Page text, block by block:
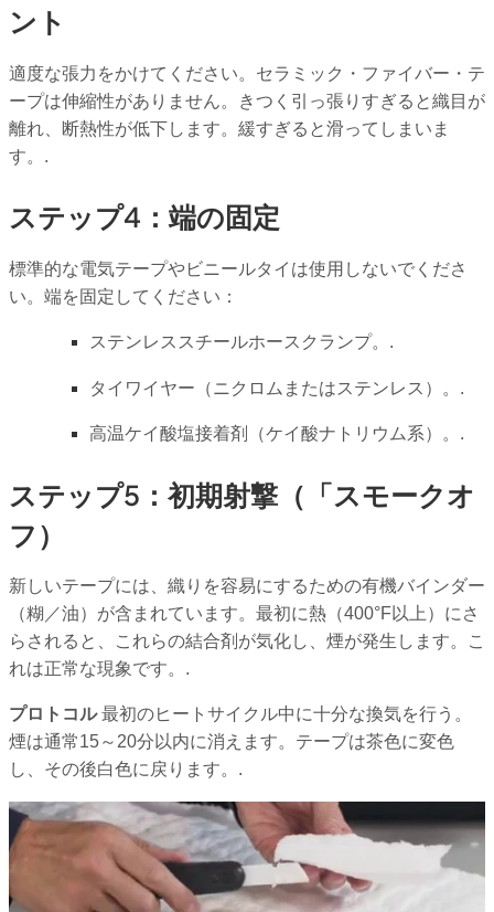
ント
適度な張力をかけてください。セラミック・ファイバー・テ
ープは伸縮性がありません。きつく引っ張りすぎると織目が
離れ、断熱性が低下します。緩すぎると滑ってしまいま
す。.
ステップ4：端の固定
標準的な電気テープやビニールタイは使用しないでくださ
い。端を固定してください：
ステンレススチールホースクランプ。.
タイワイヤー（ニクロムまたはステンレス）。.
高温ケイ酸塩接着剤（ケイ酸ナトリウム系）。.
ステップ5：初期射撃（「スモークオ
フ）
新しいテープには、織りを容易にするための有機バインダー
（糊／油）が含まれています。最初に熱（400°F以上）にさ
らされると、これらの結合剤が気化し、煙が発生します。こ
れは正常な現象です。.
プロトコル最初のヒートサイクル中に十分な換気を行う。
煙は通常15～20分以内に消えます。テープは茶色に変色
し、その後白色に戻ります。.